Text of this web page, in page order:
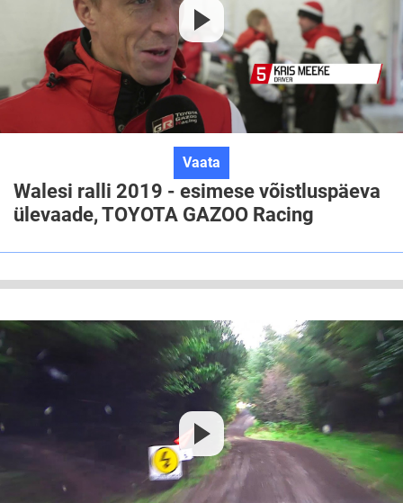
Vaata
ralli
2019
-
esimese
ülevaade,
GAZOO
Racing
Walesi ralli 2019 - esimese võistluspäeva
ülevaade, TOYOTA GAZOO Racing